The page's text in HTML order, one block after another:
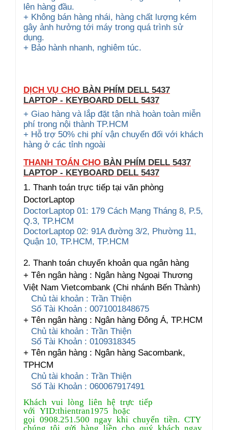
lên hàng đầu.
+ Không bán hàng nhái, hàng chất lượng kém
gây ảnh hưởng tới máy trong quá trình sử
dụng.
+ Bảo hành nhanh, nghiêm túc.
DỊCH VỤ CHO BÀN PHÍM DELL 5437
LAPTOP - KEYBOARD DELL 5437
+ Giao hàng và lắp đặt tận nhà hoàn toàn miễn
phí trong nội thành TP.HCM
+ Hỗ trợ 50% chi phí vận chuyển đối với khách
hàng ở các tỉnh ngoài
THANH TOÁN CHO BÀN PHÍM DELL 5437
LAPTOP - KEYBOARD DELL 5437
1. Thanh toán trực tiếp tại văn phòng
DoctorLaptop
DoctorLaptop 01: 179 Cách Mạng Tháng 8, P.5,
Q.3, TP.HCM
DoctorLaptop 02: 91A đường 3/2, Phường 11,
Quận 10, TP.HCM, TP.HCM
2. Thanh toán chuyển khoản qua ngân hàng
+ Tên ngân hàng : Ngân hàng Ngoại Thương
Việt Nam Vietcombank (Chi nhánh Bến Thành)
Chủ tài khoản : Trần Thiện
Số Tài Khoản : 0071001848675
+ Tên ngân hàng : Ngân hàng Đông Á, TP.HCM
Chủ tài khoản : Trần Thiện
Số Tài Khoản : 0109318345
+ Tên ngân hàng : Ngân hàng Sacombank,
TPHCM
Chủ tài khoản : Trần Thiện
Số Tài Khoản : 060067917491
Khách vui lòng liên hệ trực tiếp
với YID:thientran1975 hoặc
gọi 0908.251.500 ngay khi chuyển tiền. CTY
chúng tôi gửi hàng liền cho quý khách ngay